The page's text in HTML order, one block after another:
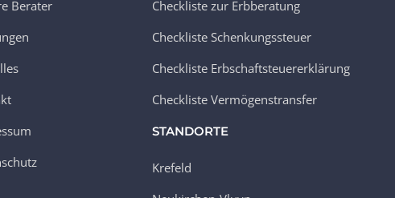
Berater
Checkliste zur Erbberatung
Checkliste Schenkungssteuer
Checkliste Erbschaftsteuererklärung
Checkliste Vermögenstransfer
STANDORTE
Krefeld